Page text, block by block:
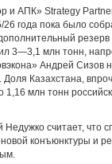
и АПК» Strategy
26 года пока было
резерв
3—3,1 млн тонн,
Андрей
Казахстана,
млн тонн
считает, что
конъюнктуры и